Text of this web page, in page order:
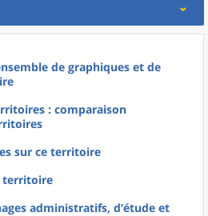
de graphiques et de
: comparaison
sur ce territoire
territoire
administratifs, d’étude et